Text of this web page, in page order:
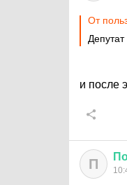
От
и после
П